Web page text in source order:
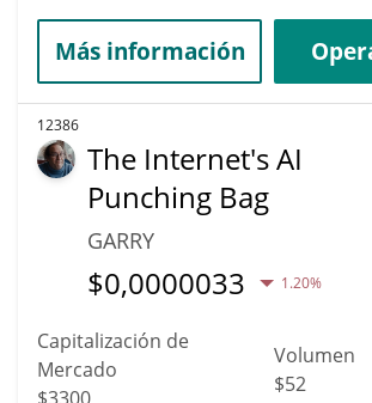
Más información
12386
The Internet's AI
Punching Bag
GARRY
$0,0000033 1.20%
Capitalización de
Mercado
Volumen
$52